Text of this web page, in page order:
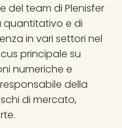
del team di Plenisfer
quantitativo e di
in vari settori nel
principale su
numeriche e
della
di mercato,